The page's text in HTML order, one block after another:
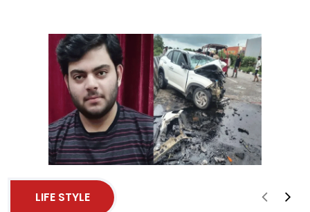
LIFE STYLE